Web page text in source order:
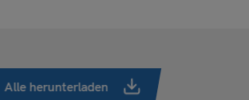
Alle herunterladen